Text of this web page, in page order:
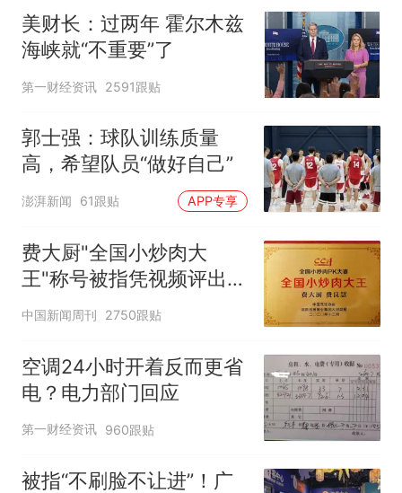
美财长：过两年 霍尔木兹
海峡就“不重要”了
第一财经资讯 2591跟贴
郭士强：球队训练质量
高，希望队员“做好自己”
澎湃新闻 61跟贴 APP专享
费大厨"全国小炒肉大
王"称号被指凭视频评出
官方回应
中国新闻周刊 2750跟贴
空调24小时开着反而更省
电？电力部门回应
第一财经资讯 960跟贴
被指“不刷脸不让进”！广